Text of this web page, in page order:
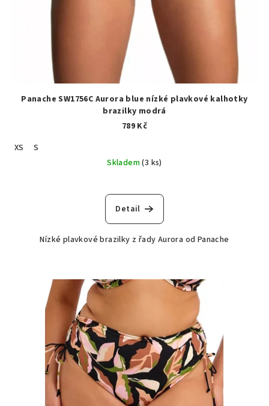
Panache SW1756C Aurora blue nízké plavkové kalhotky
brazilky modrá
789 Kč
XS
S
Skladem(3 ks)
Detail
Nízké plavkové brazilky z řady Aurora od Panache